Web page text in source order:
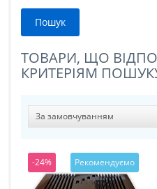
ТОВАРИ, ЩО
КРИТЕРІЯМ
-24% Рекомендуємо